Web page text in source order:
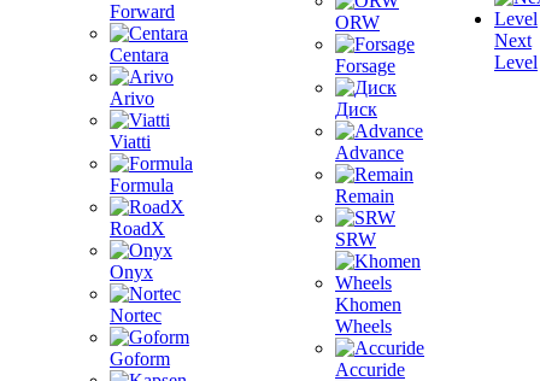
Forward
Centara
Arivo
Viatti
Formula
RoadX
Onyx
Nortec
Goform
ORW
Forsage
Диск
Advance
Remain
SRW
Khomen
Wheels
Accuride
Next
Level